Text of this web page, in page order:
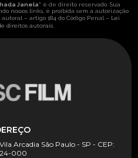
Janela" é de direito reservado. Sua
nossos links, é proibida sem a autorização
– artigo 184 do Código Penal – Lei
direitos autorais.
Arcadia São Paulo - SP - CEP:
000